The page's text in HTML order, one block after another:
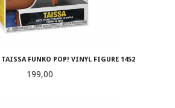
TAISSA FUNKO POP! VINYL FIGURE 1452
Pris
199,00